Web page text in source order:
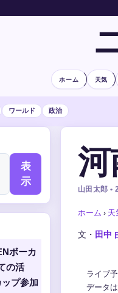
ホーム 天気
ワールド 政治
山田太郎 •
ホーム › 天
文・ 田中
ライブ
データ
表
示
ボーカ
の活
プ参加